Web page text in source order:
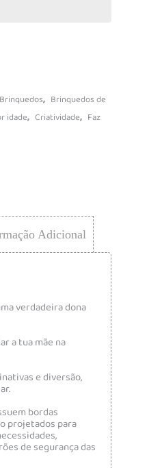
Brinquedos, Brinquedos de
idade, Criatividade, Faz
Adicional
verdadeira dona
a tua mãe na
e diversão,
bordas
projetados para
de segurança das